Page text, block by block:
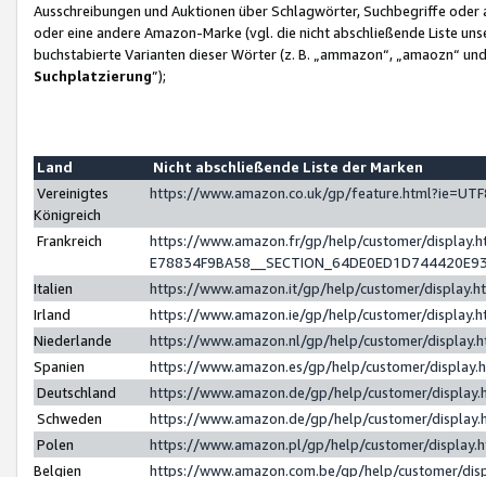
Ausschreibungen und Auktionen über Schlagwörter, Suchbegriffe
oder eine andere Amazon-Marke (vgl. die nicht abschließende Liste
buchstabierte Varianten dieser Wörter (z. B. „ammazon“, „amaozn“
Suchplatzierung”);
Land
Nicht abschließende Liste der Marken
Vereinigtes
Königreich
https://www.amazon.co.uk/gp/
Frankreich
https://www.amazon.fr/gp/help/customer/
Italien
https://www.amazon.it/gp/help/customer/
Irland
https://www.amazon.ie/gp/help/customer/
Niederlande
https://www.amazon.nl/gp/help/customer/
Spanien
https://www.amazon.es/gp/help/customer/
Deutschland
https://www.amazon.de/gp/help/customer/
Schweden
https://www.amazon.de/gp/help/customer/
Polen
https://www.amazon.pl/gp/help/customer/
Belgien
https://www.amazon.com.be/gp/help/customer/